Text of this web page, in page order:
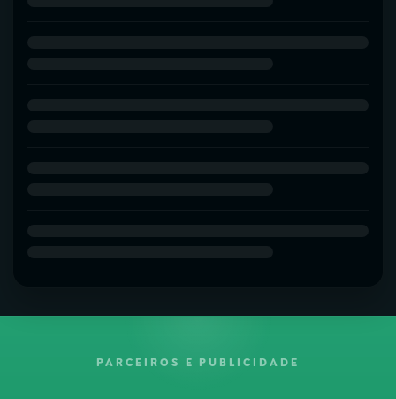
PARCEIROS E PUBLICIDADE